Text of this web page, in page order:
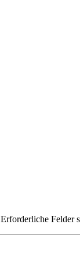
Erforderliche Felder